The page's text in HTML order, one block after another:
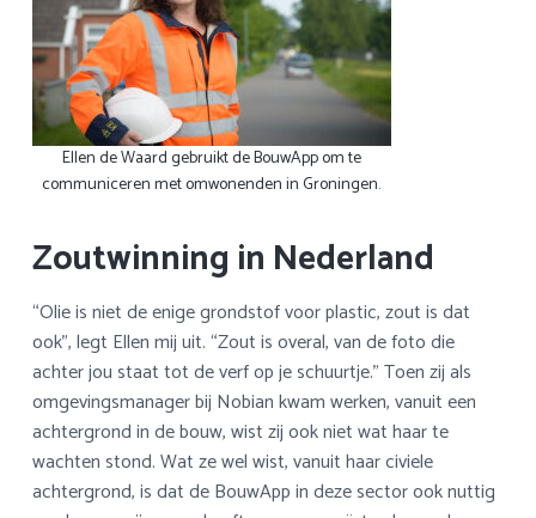
Ellen de Waard gebruikt de BouwApp om te
communiceren met omwonenden in Groningen.
Zoutwinning in Nederland
“Olie is niet de enige grondstof voor plastic, zout is dat
ook”, legt Ellen mij uit. “Zout is overal, van de foto die
achter jou staat tot de verf op je schuurtje.” Toen zij als
omgevingsmanager bij Nobian kwam werken, vanuit een
achtergrond in de bouw, wist zij ook niet wat haar te
wachten stond. Wat ze wel wist, vanuit haar civiele
achtergrond, is dat de BouwApp in deze sector ook nuttig